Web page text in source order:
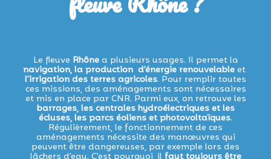
Le fleuve Rhônea plusieurs usages. Il permet la
navigation, la production d’énergie renouvelableet
l’irrigation des terres agricoles. Pour remplir toutes
ces missions, des aménagements sont nécessaires
et mis en place par CNR. Parmi eux, on retrouve les
barrages, les centrales hydroélectriques et les
écluses, les parcs éoliens et photovoltaïques.
Régulièrement, le fonctionnement de ces
aménagements nécessite des manœuvres qui
peuvent être dangereuses, par exemple lors des